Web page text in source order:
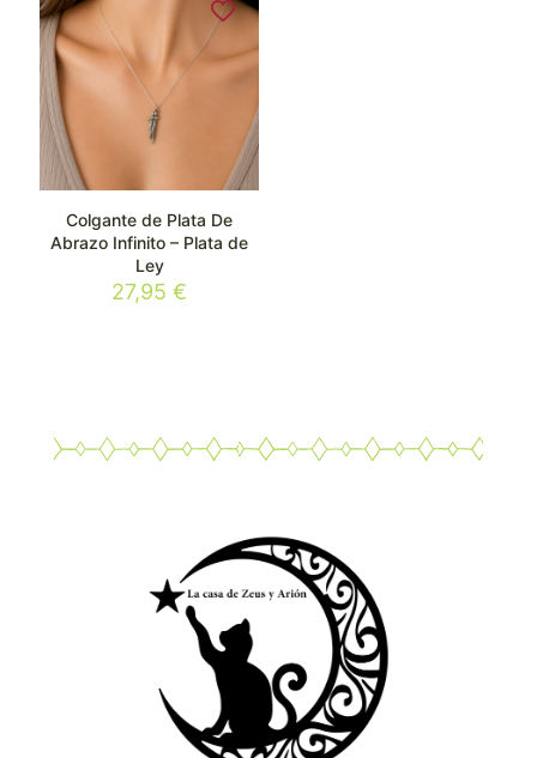
Colgante de Plata De
Abrazo Infinito – Plata de
Ley
27,95€